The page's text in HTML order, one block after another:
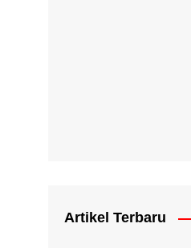
Artikel Terbaru